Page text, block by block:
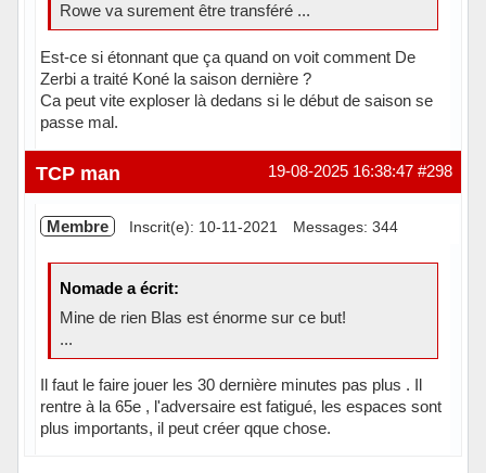
Rowe va surement être transféré ...
Est-ce si étonnant que ça quand on voit comment De
Zerbi a traité Koné la saison dernière ?
Ca peut vite exploser là dedans si le début de saison se
passe mal.
Hors ligne #298
19-08-2025 16:38:47
TCP man
Membre Inscrit(e): 10-11-2021 Messages: 344
Nomade a écrit:
Mine de rien Blas est énorme sur ce but!
...
Il faut le faire jouer les 30 dernière minutes pas plus . Il
rentre à la 65e , l'adversaire est fatigué, les espaces sont
plus importants, il peut créer qque chose.